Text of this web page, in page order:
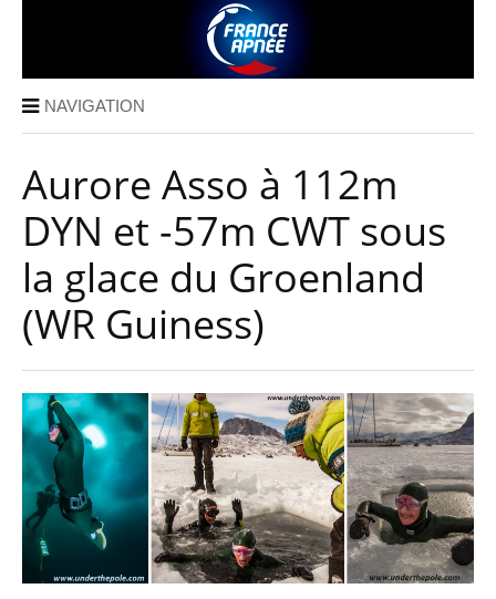
NAVIGATION
Aurore Asso à 112m
DYN et -57m CWT sous
la glace du Groenland
(WR Guiness)